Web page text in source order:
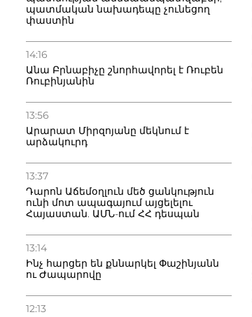
պատմական նախադեպը չունեցող
փաստին
14:16
Անա Բրնաբիչը շնորհավորել է Ռուբեն
Ռուբինյանին
13:56
Արարատ Միրզոյանը մեկնում է
արձակուրդ
13:37
Դարոն Աճեմօղլուն մեծ ցանկություն
ունի մոտ ապագայում այցելելու
Հայաստան. ԱՄՆ-ում ՀՀ դեսպան
13:14
Ինչ հարցեր են քննարկել Փաշինյանն
ու Ժապարովը
12:13